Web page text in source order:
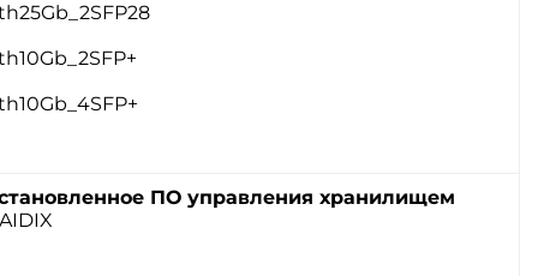
ПО управления хранилищем